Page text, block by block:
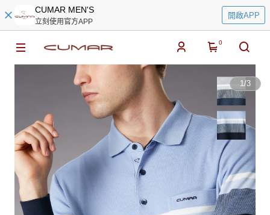
CUMAR MEN'S
立刻使用官方APP
開啟APP
0
1/3